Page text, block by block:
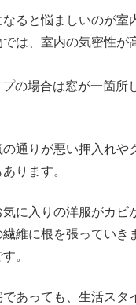
ると悩ましいのが室
は、室内の気密性
の場合は窓が一箇
通りが悪い押入れ
ります。
に入りの洋服がカ
維に根を張ってい
。
あっても、生活ス